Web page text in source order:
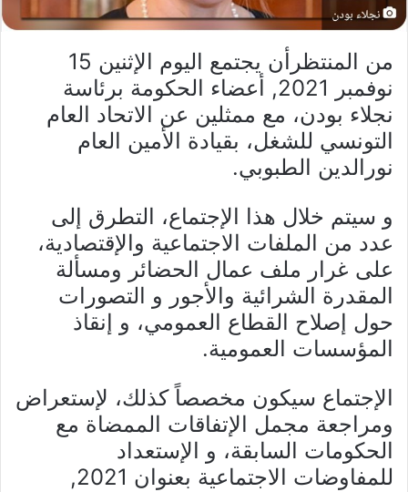
من المنتظرأن يجتمع اليوم الإثنين 15
نوفمبر 2021, أعضاء الحكومة برئاسة
نجلاء بودن، مع ممثلين عن الاتحاد العام
التونسي للشغل، بقيادة الأمين العام
نورالدين الطبوبي.
و سيتم خلال هذا الإجتماع، التطرق إلى
عدد من الملفات الاجتماعية والإقتصادية،
على غرار ملف عمال الحضائر ومسألة
المقدرة الشرائية والأجور و التصورات
حول إصلاح القطاع العمومي، و إنقاذ
المؤسسات العمومية.
الإجتماع سيكون مخصصاً كذلك، لإستعراض
ومراجعة مجمل الإتفاقات الممضاة مع
الحكومات السابقة، و الإستعداد
للمفاوضات الاجتماعية بعنوان 2021,